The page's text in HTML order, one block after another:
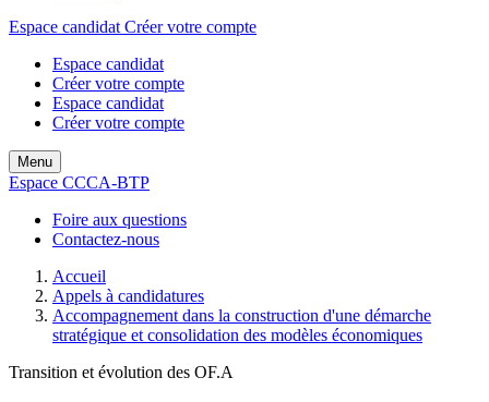
Espace candidat Créer votre compte
Espace candidat
Créer votre compte
Espace candidat
Créer votre compte
Menu
Espace CCCA-BTP
Foire aux questions
Contactez-nous
Accueil
Appels à candidatures
Accompagnement dans la construction d'une démarche
stratégique et consolidation des modèles économiques
Transition et évolution des OF.A